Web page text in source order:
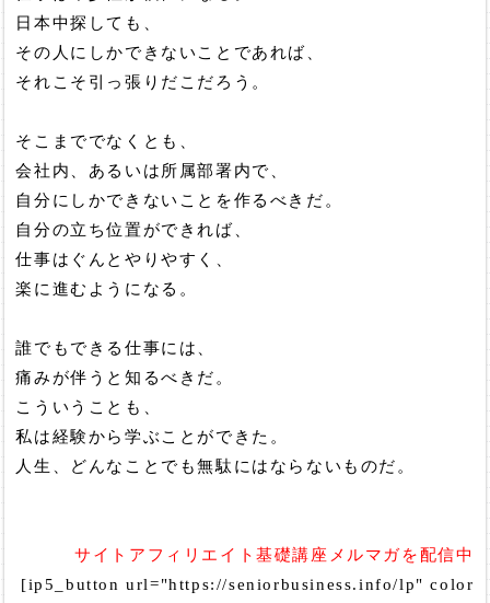
日本中探しても、
その人にしかできないことであれば、
それこそ引っ張りだこだろう。
そこまででなくとも、
会社内、あるいは所属部署内で、
自分にしかできないことを作るべきだ。
自分の立ち位置ができれば、
仕事はぐんとやりやすく、
楽に進むようになる。
誰でもできる仕事には、
痛みが伴うと知るべきだ。
こういうことも、
私は経験から学ぶことができた。
人生、どんなことでも無駄にはならないものだ。
サイトアフィリエイト基礎講座メルマガを配信中
[ip5_button url="https://seniorbusiness.info/lp" color